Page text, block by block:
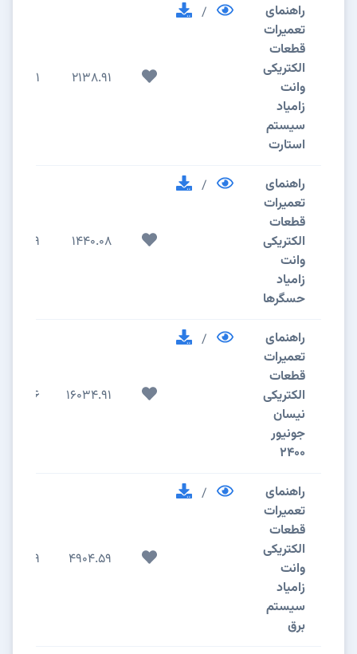
راهنمای
تعمیرات
قطعات
الکتریکی
وانت
زامیاد
سیستم
استارت
/
2138.91
11
راهنمای
تعمیرات
قطعات
الکتریکی
وانت
زامیاد
حسگرها
/
1440.08
9
راهنمای
تعمیرات
قطعات
الکتریکی
نیسان
جونیور
2400
/
16034.91
116
راهنمای
تعمیرات
قطعات
الکتریکی
وانت
زامیاد
سیستم
برق
/
4904.59
29